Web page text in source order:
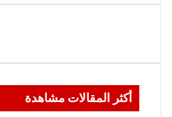
أكثر المقالات مشاهدة